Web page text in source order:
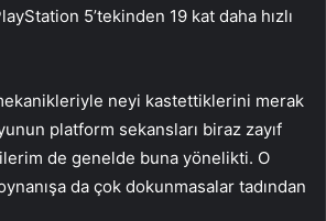
5’tekinden 19 kat daha hızlı
neyi kastettiklerini merak
platform sekansları biraz zayıf
de genelde buna yönelikti. O
da çok dokunmasalar tadından